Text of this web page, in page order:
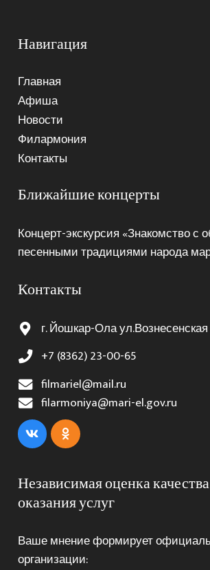
Навигация
Главная
Афиша
Новости
Филармония
Контакты
Ближайшие концерты
Концерт-экскурсия «Знакомство с
песенными традициями народа
Контакты
г. Йошкар-Ола
+7 (8362) 23-00-65
filmariel@mail.ru
filarmoniya@mari-el.gov.ru
Независимая оценка
оказания услуг
Ваше мнение формирует
организации: